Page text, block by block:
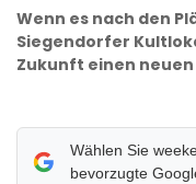
Wenn es nach den
Siegendorfer
Zukunft einen
Wählen Sie
bevorzugte